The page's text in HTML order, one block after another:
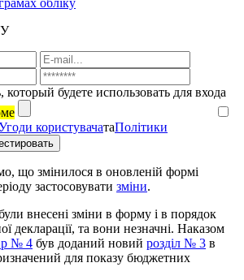
будете использовать для входа
користувачатаПолітики
що змінилося в оновленій формі
застосовувати зміни.
внесені зміни в форму і в порядок
декларації, та вони незначні. Наказом
р № 4 був доданий новий розділ № 3 в
для показу бюджетних